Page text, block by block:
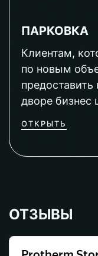
ПАРКОВКА
Клиентам,
по новым
дворе бизнес
ОТКРЫТЬ
ОТЗЫВЫ